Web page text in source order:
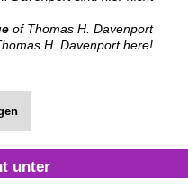
of Thomas H. Davenport
H. Davenport here!
unter